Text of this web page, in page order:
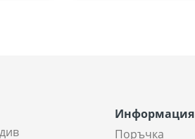
Информация
Поръчка